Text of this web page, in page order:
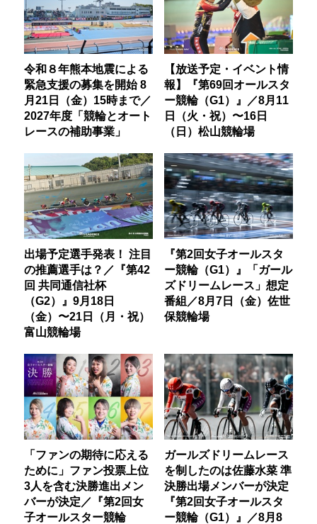
令和８年熊本地震による
緊急支援の募集を開始 8
月21日（金）15時まで／
2027年度「競輪とオート
レースの補助事業」
【放送予定・イベント情
報】『第69回オールスタ
ー競輪（G1）』／8月11
日（火・祝）〜16日
（日）松山競輪場
出場予定選手発表！ 注目
の推薦選手は？／『第42
回 共同通信社杯
（G2）』9月18日
（金）〜21日（月・祝）
富山競輪場
『第2回女子オールスタ
ー競輪（G1）』「ガール
ズドリームレース」想定
番組／8月7日（金）佐世
保競輪場
「ファンの期待に応える
ために」ファン投票上位
3人を含む決勝進出メン
バーが決定／『第2回女
子オールスター競輪
ガールズドリームレース
を制したのは佐藤水菜 準
決勝出場メンバーが決定
『第2回女子オールスタ
ー競輪（G1）』／8月8